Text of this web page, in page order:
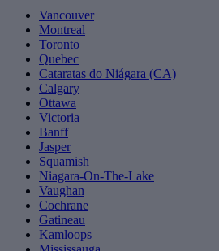
Vancouver
Montreal
Toronto
Quebec
Cataratas do Niágara (CA)
Calgary
Ottawa
Victoria
Banff
Jasper
Squamish
Niagara-On-The-Lake
Vaughan
Cochrane
Gatineau
Kamloops